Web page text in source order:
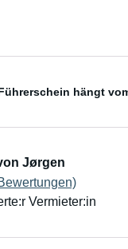
hängt
Jørgen
Vermieter:in